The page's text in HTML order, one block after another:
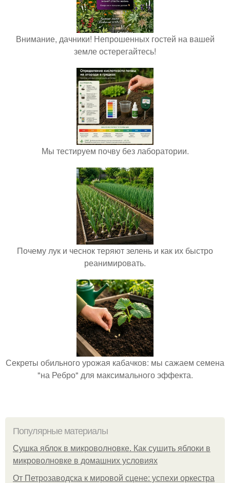
Внимание, дачники! Непрошенных гостей на вашей
земле остерегайтесь!
Мы тестируем почву без лаборатории.
Почему лук и чеснок теряют зелень и как их быстро
реанимировать.
Секреты обильного урожая кабачков: мы сажаем семена
"на Ребро" для максимального эффекта.
Популярные материалы
Сушка яблок в микроволновке. Как сушить яблоки в
микроволновке в домашних условиях
От Петрозаводска к мировой сцене: успехи оркестра